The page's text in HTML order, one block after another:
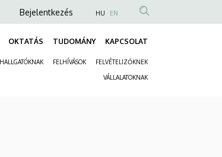
Anonim
fiók
menüje
Bejelentkezés HU EN
OKTATÁS TUDOMÁNY KAPCSOLAT
HALLGATÓKNAK FELHÍVÁSOK FELVÉTELIZŐKNEK
VÁLLALATOKNAK